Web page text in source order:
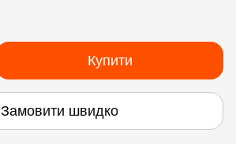
Купити
Замовити швидко